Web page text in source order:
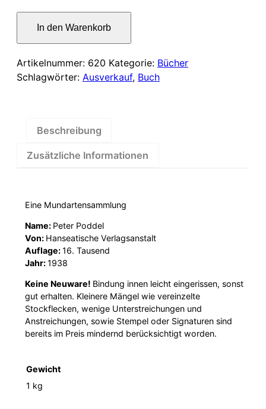
war:
6,00 €
ist:
5,00 €.
deutschen
Stämme
Menge
In den Warenkorb
Artikelnummer: 620 Kategorie: Bücher
Schlagwörter: Ausverkauf, Buch
Beschreibung
Zusätzliche Informationen
Eine Mundartensammlung
Name: Peter Poddel
Von: Hanseatische Verlagsanstalt
Auflage:16. Tausend
Jahr:1938
Keine Neuware! Bindung innen leicht eingerissen, sonst
gut erhalten. Kleinere Mängel wie vereinzelte
Stockflecken, wenige Unterstreichungen und
Anstreichungen, sowie Stempel oder Signaturen sind
bereits im Preis mindernd berücksichtigt worden.
Gewicht
1 kg